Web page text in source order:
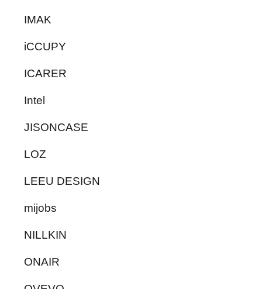
IMAK
iCCUPY
ICARER
Intel
JISONCASE
LOZ
LEEU DESIGN
mijobs
NILLKIN
ONAIR